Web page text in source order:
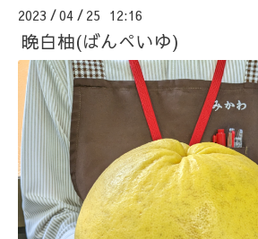
2023 /04 / 25 12:16
晩白柚(ばんぺいゆ)